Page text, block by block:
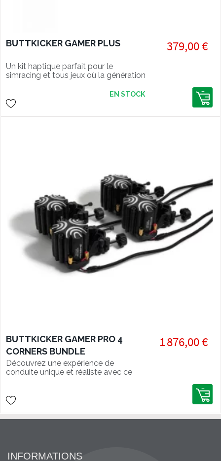
BUTTKICKER GAMER PLUS
Un kit haptique parfait pour le
simracing et tous jeux où la génération
379,00 €
EN STOCK
BUTTKICKER GAMER PRO 4
CORNERS BUNDLE
Découvrez une expérience de
conduite unique et réaliste avec ce
1 876,00 €
INFORMATIONS